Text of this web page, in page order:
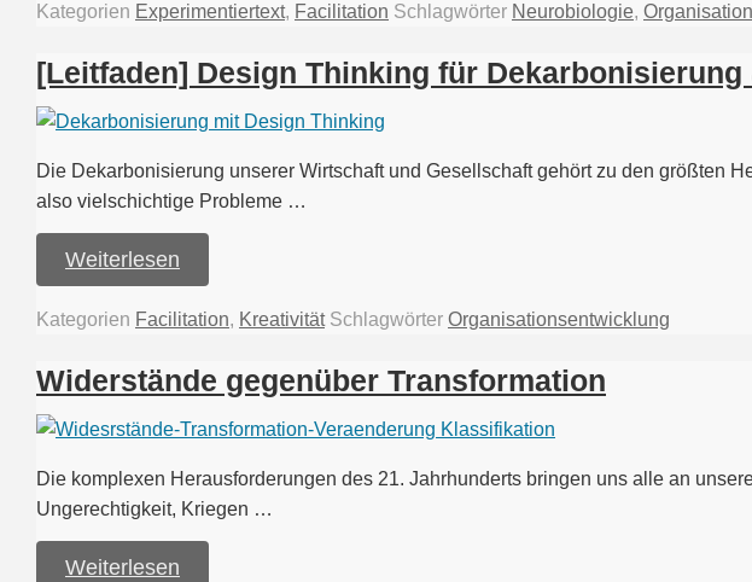
Kategorien Experimentiertext, Facilitation Schlagwörter Neurobiologie,
[Leitfaden] Design Thinking für Dekarbonisierung
Die Dekarbonisierung unserer Wirtschaft und Gesellschaft gehört zu den größten
also vielschichtige Probleme …
Weiterlesen
Kategorien Facilitation, Kreativität Schlagwörter Organisationsentwicklung
Widerstände gegenüber Transformation
Die komplexen Herausforderungen des 21. Jahrhunderts bringen uns alle an
Ungerechtigkeit, Kriegen …
Weiterlesen